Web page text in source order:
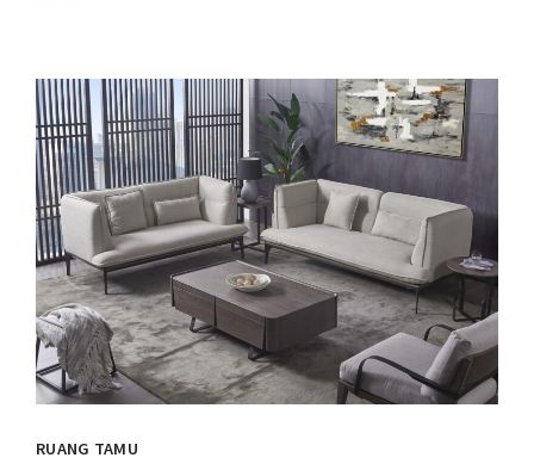
RUANG TAMU